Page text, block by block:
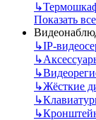
↳
Показать
↳IP-
↳
↳
↳Жёсткие
↳
↳